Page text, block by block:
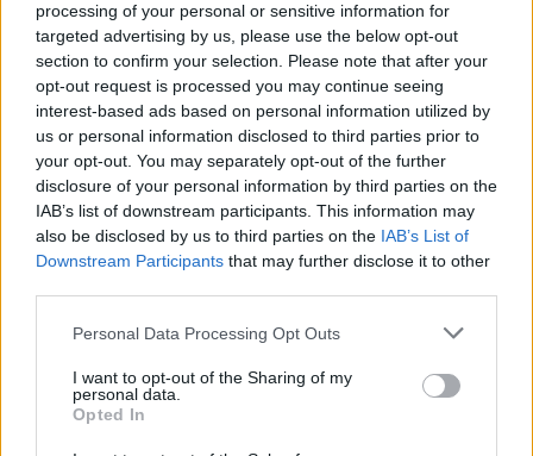
processing of your personal or sensitive information for
targeted advertising by us, please use the below opt-out
section to confirm your selection. Please note that after your
opt-out request is processed you may continue seeing
interest-based ads based on personal information utilized by
us or personal information disclosed to third parties prior to
your opt-out. You may separately opt-out of the further
disclosure of your personal information by third parties on the
IAB’s list of downstream participants. This information may
also be disclosed by us to third parties on the IAB’s List of
Downstream Participants that may further disclose it to other
Please note that this website/app uses one or more Google
not limited to your visit or usage behaviour. You may click to
grant or deny consent to Google and its third-party tags to
use your data for below specified purposes in below Google
Personal Data Processing Opt Outs
I want to opt-out of the Sharing of my
personal data.
Opted In